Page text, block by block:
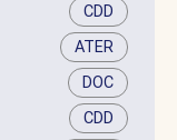
CDD
ATER
DOC
CDD